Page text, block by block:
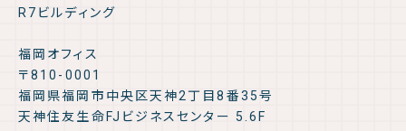
R7ビルディング
福岡オフィス
〒810-0001
福岡県福岡市中央区天神2丁目8番35号
天神住友生命FJビジネスセンター 5.6F